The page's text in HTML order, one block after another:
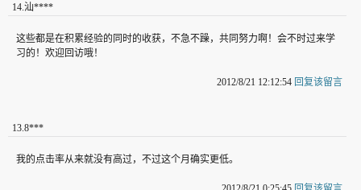
14.汕****
这些都是在积累经验的同时的收获，不急不躁，共同努力啊！会不时过来学
习的！欢迎回访哦！
2012/8/21 12:12:54 回复该留言
13.8***
我的点击率从来就没有高过，不过这个月确实更低。